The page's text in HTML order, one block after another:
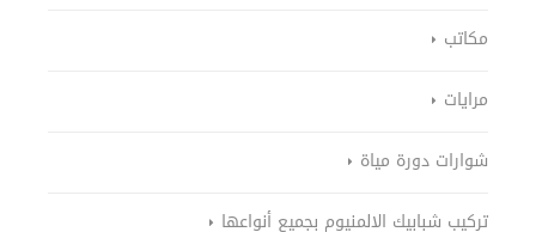
مكاتب
مرايات
شوارات دورة مياة
تركيب شبابيك الالمنيوم بجميع أنواعها